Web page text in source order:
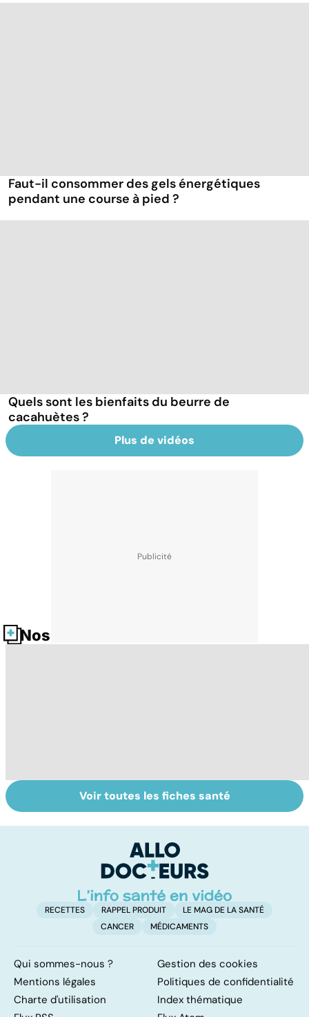
Faut-il consommer des gels énergétiques
pendant une course à pied ?
Quels sont les bienfaits du beurre de
cacahuètes ?
Plus de vidéos
Nos fiches santé
Comment tenir
ses bonnes
Muscler ses
abdos pour
ventre plat
Voir toutes les fiches santé
RECETTES RAPPEL PRODUIT
LE MAG DE LA SANTÉ
CANCER
MÉDICAMENTS
Qui sommes-nous ?
Gestion des cookies
Mentions légales
Politiques de confidentialité
Charte d'utilisation
Index thématique